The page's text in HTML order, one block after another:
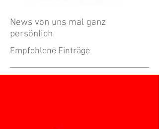
News von uns mal ganz
persönlich
Empfohlene Einträge